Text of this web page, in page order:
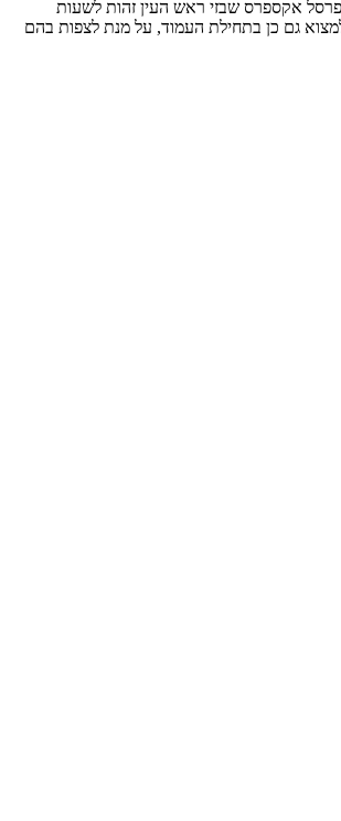
אקספרס שבזי ראש העין זהות לשעות
גם כן בתחילת העמוד, על מנת לצפות בהם